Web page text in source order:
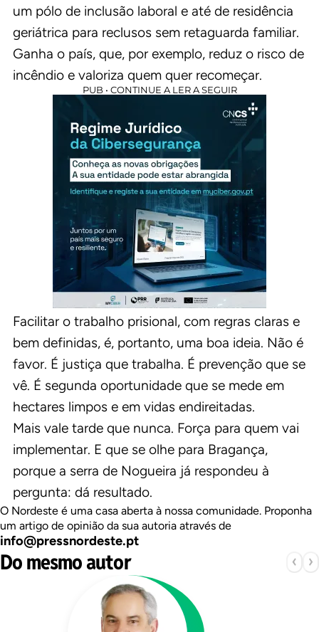
um pólo de inclusão laboral e até de residência
geriátrica para reclusos sem retaguarda familiar.
Ganha o país, que, por exemplo, reduz o risco de
incêndio e valoriza quem quer recomeçar.
PUB • CONTINUE A LER A SEGUIR
Facilitar o trabalho prisional, com regras claras e
bem definidas, é, portanto, uma boa ideia. Não é
favor. É justiça que trabalha. É prevenção que se
vê. É segunda oportunidade que se mede em
hectares limpos e em vidas endireitadas.
Mais vale tarde que nunca. Força para quem vai
implementar. E que se olhe para Bragança,
porque a serra de Nogueira já respondeu à
pergunta: dá resultado.
O Nordeste é uma casa aberta à nossa comunidade. Proponha
um artigo de opinião da sua autoria através de
info@pressnordeste.pt
Do mesmo autor ‹ ›